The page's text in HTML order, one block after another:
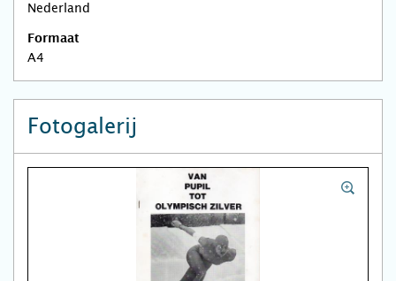
Nederland
Formaat
A4
Fotogalerij